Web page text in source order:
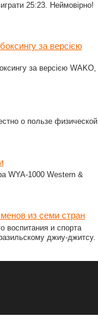
25:23. Неймовірно!
за версією
за версією WAKO,
о пользе физической
WYA-1000 Western &
из семи стран
воспитания и спорта
джиу-джитсу.